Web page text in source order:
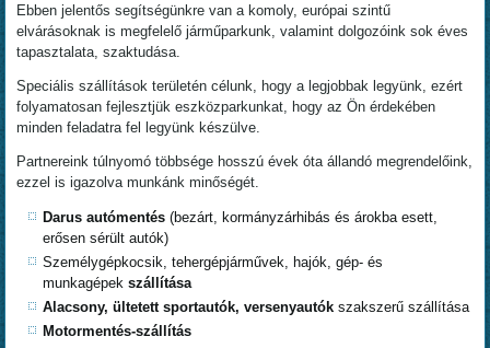
Ebben jelentős segítségünkre van a komoly, európai szintű
elvárásoknak is megfelelő járműparkunk, valamint dolgozóink sok éves
tapasztalata, szaktudása.
Speciális szállítások területén célunk, hogy a legjobbak legyünk, ezért
folyamatosan fejlesztjük eszközparkunkat, hogy az Ön érdekében
minden feladatra fel legyünk készülve.
Partnereink túlnyomó többsége hosszú évek óta állandó megrendelőink,
ezzel is igazolva munkánk minőségét.
Darus autómentés(bezárt, kormányzárhibás és árokba esett,
erősen sérült autók)
Személygépkocsik, tehergépjárművek, hajók, gép- és
munkagépekszállítása
Alacsony, ültetett sportautók, versenyautókszakszerű szállítása
Motormentés-szállítás